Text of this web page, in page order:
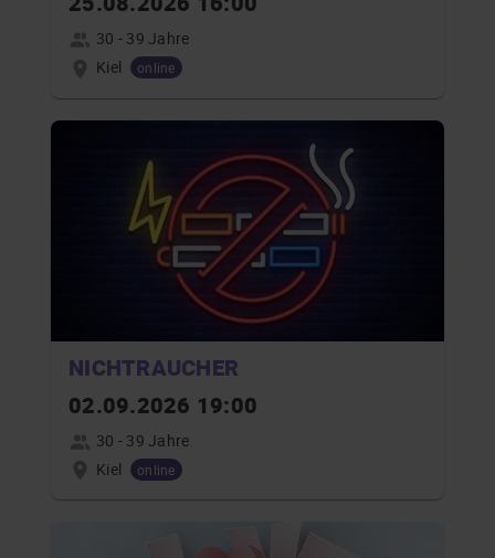
30 - 39 Jahre
Kiel
online
NICHTRAUCHER
02.09.2026 19:00
30 - 39 Jahre
Kiel
online